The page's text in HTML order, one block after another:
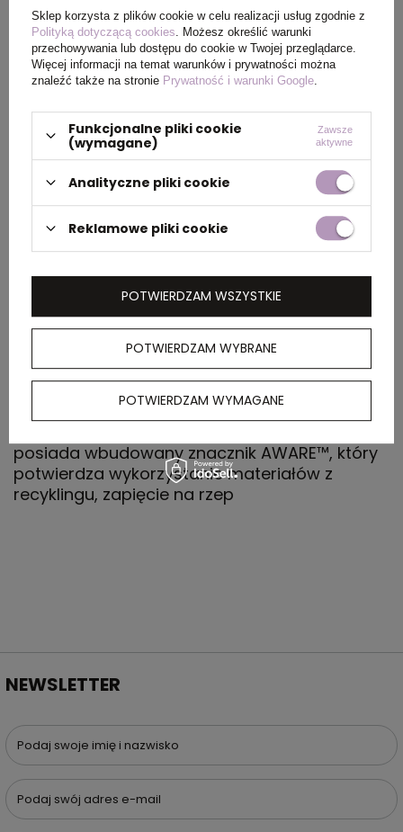
Wymiary
produktu
28 x 17,5 x 12 x Ø 18 cm
PAKOWANIE
Ilość szt. w
kartonie
wewnętrznym
25
Wymiary
zewnętrznego
58 x 40 x 35 cm
OPIS
posiada wbudowany znacznik AWARE™, który
potwierdza wykorzystanie materiałów z
recyklingu, zapięcie na rzep
NEWSLETTER
Podaj swoje imię i nazwisko
Podaj swój adres e-mail
Sklep korzysta z plików cookie w celu realizacji usług zgodnie z
Polityką dotyczącą cookies . Możesz określić warunki
przechowywania lub dostępu do cookie w Twojej przeglądarce.
Więcej informacji na temat warunków i prywatności można
znaleźć także na stronie Prywatność i warunki Google
Funkcjonalne pliki cookie
(wymagane)
Zawsze
aktywne
Analityczne pliki cookie
Reklamowe pliki cookie
POTWIERDZAM WYBRANE
POTWIERDZAM WYMAGANE
POTWIERDZAM WSZYSTKIE